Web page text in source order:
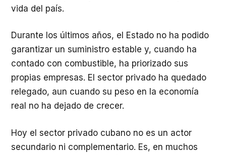
vida del país.
Durante los últimos años, el Estado no ha podido
garantizar un suministro estable y, cuando ha
contado con combustible, ha priorizado sus
propias empresas. El sector privado ha quedado
relegado, aun cuando su peso en la economía
real no ha dejado de crecer.
Hoy el sector privado cubano no es un actor
secundario ni complementario. Es, en muchos